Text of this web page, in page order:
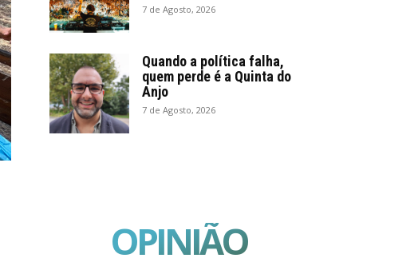
7 de Agosto, 2026
Quando a política falha,
quem perde é a Quinta do
Anjo
7 de Agosto, 2026
OPINIÃO